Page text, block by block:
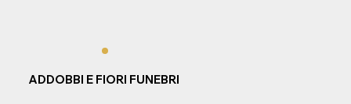
ADDOBBI E FIORI FUNEBRI